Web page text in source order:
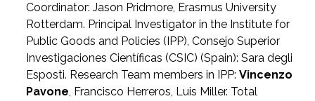
Coordinator: Jason Pridmore, Erasmus University
Rotterdam. Principal Investigator in the Institute for
Public Goods and Policies (IPP), Consejo Superior
Investigaciones Científicas (CSIC) (Spain): Sara degli
Esposti. Research Team members in IPP:Vincenzo
Pavone, Francisco Herreros, Luis Miller. Total